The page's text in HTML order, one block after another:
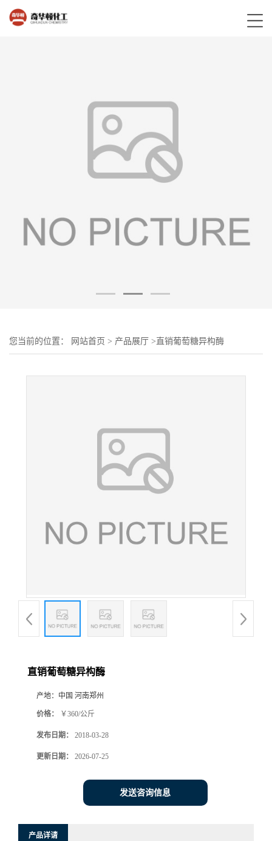
您当前的位置： 网站首页 > 产品展厅 > 直销葡萄糖异构酶
直销葡萄糖异构酶
产地： 中国 河南郑州
价格： ￥360/公斤
发布日期： 2018-03-28
更新日期： 2026-07-25
发送咨询信息
产品详请